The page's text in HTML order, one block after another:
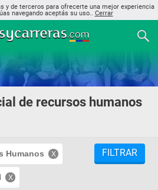
y de terceros para ofrecerte una mejor experiencia
navegando aceptás su uso.. Cerrar
de recursos humanos
Humanos FILTRAR